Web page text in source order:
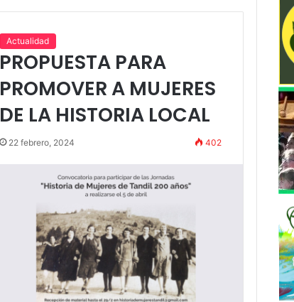
Actualidad
PROPUESTA PARA
PROMOVER A MUJERES
DE LA HISTORIA LOCAL
22 febrero, 2024 402